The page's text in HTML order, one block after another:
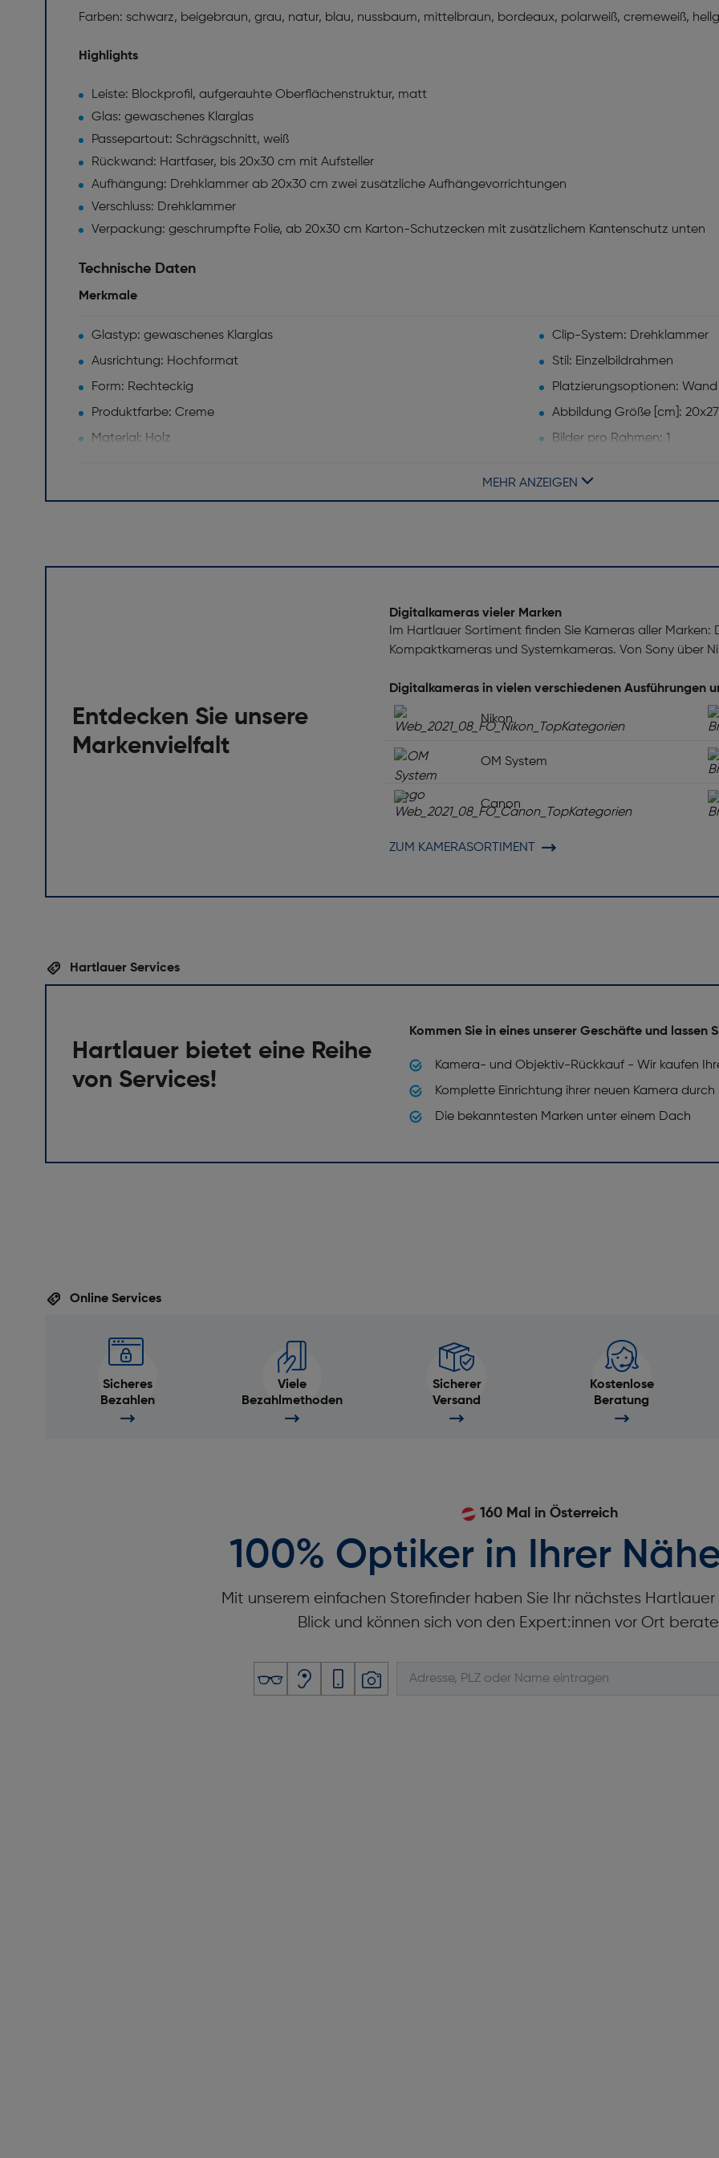
Farben: schwarz, beigebraun, grau, natur, blau, nussbaum, mittelbraun, bordeaux, polarweiß, cremeweiß,
Highlights
Leiste: Blockprofil, aufgerauhte Oberflächenstruktur, matt
Glas: gewaschenes Klarglas
Passepartout: Schrägschnitt, weiß
Rückwand: Hartfaser, bis 20x30 cm mit Aufsteller
Aufhängung: Drehklammer ab 20x30 cm zwei zusätzliche Aufhängevorrichtungen
Verschluss: Drehklammer
Verpackung: geschrumpfte Folie, ab 20x30 cm Karton-Schutzecken mit zusätzlichem Kantenschutz unten
Technische Daten
Merkmale
Glastyp: gewaschenes Klarglas
Clip-System: Drehklammer
Ausrichtung: Hochformat
Stil: Einzelbildrahmen
Form: Rechteckig
Platzierungsoptionen: Wand
Produktfarbe: Creme
Abbildung Größe [cm]: 20x27
Material: Holz
Bilder pro Rahmen: 1
MEHR ANZEIGEN
Entdecken Sie unsere
Markenvielfalt
Digitalkameras vieler Marken
Im Hartlauer Sortiment finden Sie Kameras aller
Kompaktkameras und Systemkameras. Von Sony über
Digitalkameras in vielen verschiedenen Ausführungen
Nikon
OM System
Canon
ZUM KAMERASORTIMENT
Hartlauer Services
Hartlauer bietet eine Reihe
von Services!
Kommen Sie in eines unserer Geschäfte und lassen
Kamera- und Objektiv-Rückkauf - Wir kaufen
Komplette Einrichtung ihrer neuen Kamera durch
Die bekanntesten Marken unter einem Dach
Online Services
Sicheres
Bezahlen
Viele
Bezahlmethoden
Sicherer
Versand
Kostenlose
Beratung
160 Mal in Österreich
100% Optiker in Ihrer
Mit unserem einfachen Storefinder haben Sie Ihr nächstes
Blick und können sich von den Expert:innen vor Ort